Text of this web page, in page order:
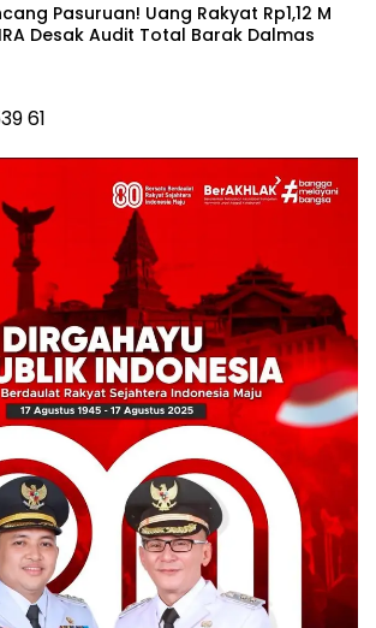
Pasuruan! Uang Rakyat Rp1,12 M
Desak Audit Total Barak Dalmas
61